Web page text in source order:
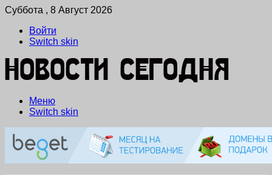
Суббота , 8 Август 2026
Войти
Switch skin
Меню
Switch skin